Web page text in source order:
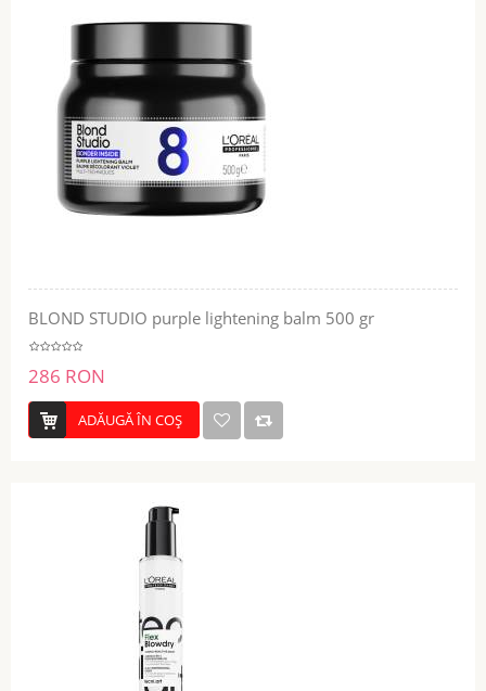
BLOND STUDIO purple lightening balm 500 gr
286 RON
ADĂUGĂ ÎN COŞ